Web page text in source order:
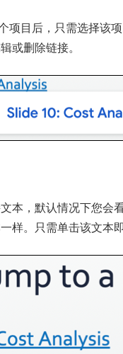
项目后，只需选择该
或删除链接。
本， 默认情况下您会
样。只需单击该文本